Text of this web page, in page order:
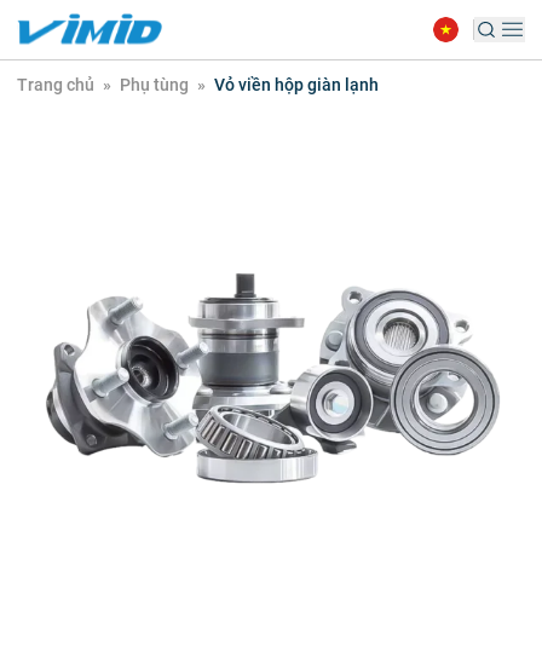
Trang chủ » Phụ tùng » Vỏ viền hộp giàn lạnh